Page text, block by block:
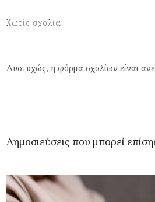
Χωρίς σχόλια
Δυστυχώς, η φόρμα σχολίων είναι
Δημοσιεύσεις που μπορεί